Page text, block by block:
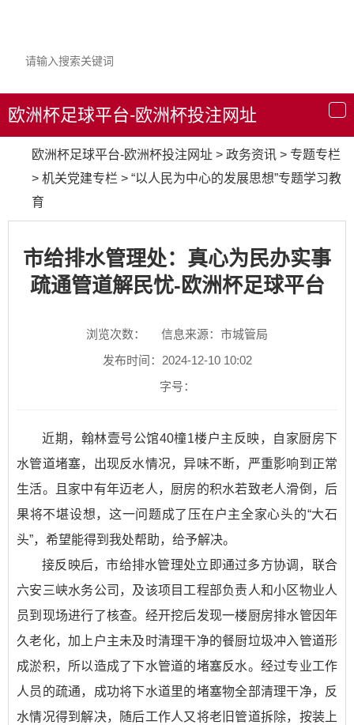
导
航
欧洲杯足球平台-欧洲杯投注网址
欧洲杯足球平台-欧洲杯投注网址 > 政务资讯 > 专题专栏
> 机关党建专栏 > “以人民为中心的发展思想”专题学习教
育
市给排水管理处：真心为民办实事
疏通管道解民忧-欧洲杯足球平台
浏览次数：
信息来源：市城管局
发布时间：2024-12-10 10:02
字号：
近期，翰林壹号公馆40橦1楼户主反映，自家厨房下
水管道堵塞，出现反水情况，异味不断，严重影响到正常
生活。且家中有年迈老人，厨房的积水若致老人滑倒，后
果将不堪设想，这一问题成了压在户主全家心头的“大石
头”，希望能得到我处帮助，给予解决。
接反映后，市给排水管理处立即通过多方协调，联合
六安三峡水务公司，及该项目工程部负责人和小区物业人
员到现场进行了核查。经开挖后发现一楼厨房排水管因年
久老化，加上户主未及时清理干净的餐厨垃圾冲入管道形
成淤积，所以造成了下水管道的堵塞反水。经过专业工作
人员的疏通，成功将下水道里的堵塞物全部清理干净，反
水情况得到解决，随后工作人又将老旧管道拆除，按装上